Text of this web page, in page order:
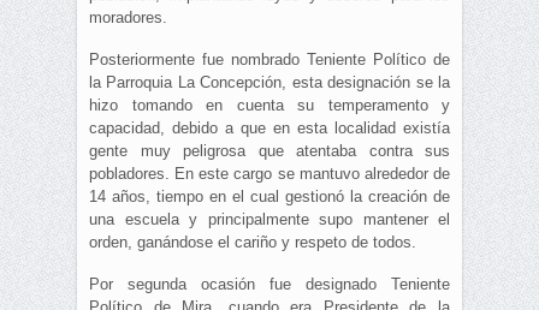
moradores.
Posteriormente fue nombrado Teniente Político de
la Parroquia La Concepción, esta designación se la
hizo tomando en cuenta su temperamento y
capacidad, debido a que en esta localidad existía
gente muy peligrosa que atentaba contra sus
pobladores. En este cargo se mantuvo alrededor de
14 años, tiempo en el cual gestionó la creación de
una escuela y principalmente supo mantener el
orden, ganándose el cariño y respeto de todos.
Por segunda ocasión fue designado Teniente